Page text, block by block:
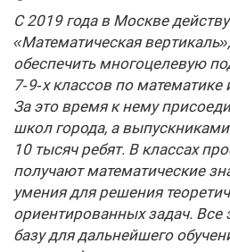
С 2019 года в Москве
«Математическая
обеспечить многоцелевую
7‑9‑х классов по
За это время к нему
школ города, а
10 тысяч ребят. В классах
получают математические
умения для решения
ориентированных задач. Все
базу для дальнейшего